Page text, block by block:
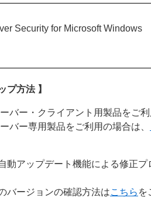
Security for Microsoft Windows
プ方法 】
バー・クライアント用製品をご
バー専用製品をご利用の場合は、
動アップデート機能による修正
バージョンの確認方法はこちら を